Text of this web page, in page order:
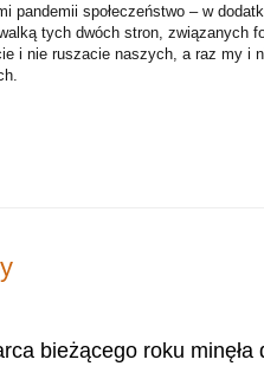
pandemii społeczeństwo – w
tych dwóch stron, związanych
i nie ruszacie naszych, a raz my i
bieżącego roku minęła